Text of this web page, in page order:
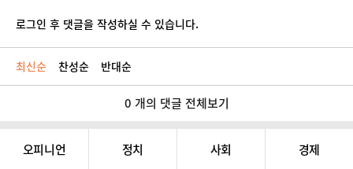
로그인 후 댓글을 작성하실 수 있습니다.
최신순 찬성순 반대순
0 개의 댓글 전체보기
오피니언 정치 사회 경제